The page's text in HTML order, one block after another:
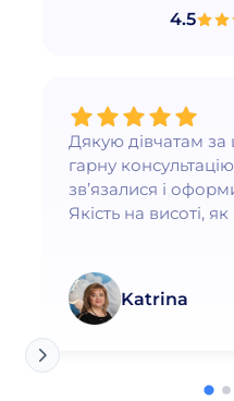
4.5
Дякую дівчатам за
гарну
зв’язалися і
Якість на висоті,
Katrina